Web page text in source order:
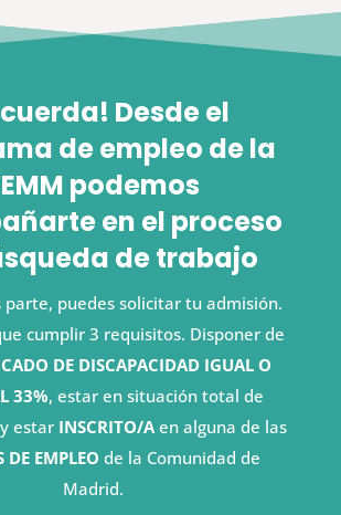
Desde el
de empleo de la
podemos
en el proceso
de trabajo
parte, puedes solicitar tu admisión.
cumplir 3 requisitos. Disponer de
DE DISCAPACIDAD IGUAL O
33%, estar en situación total de
y estar INSCRITO/Aen alguna de las
DE EMPLEO de la Comunidad de
Madrid.